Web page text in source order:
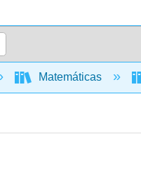
global
Matemáticas